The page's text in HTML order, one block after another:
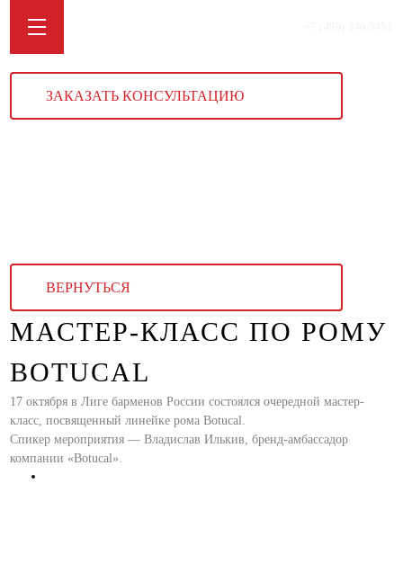
ЗАКАЗАТЬ КОНСУЛЬТАЦИЮ
ВЕРНУТЬСЯ
МАСТЕР-КЛАСС ПО РОМУ
BOTUCAL
17 октября в Лиге барменов России состоялся очередной мастер-
класс, посвященный линейке рома Botucal.
Спикер мероприятия — Владислав Илькив, бренд-амбассадор
компании «Botucal».